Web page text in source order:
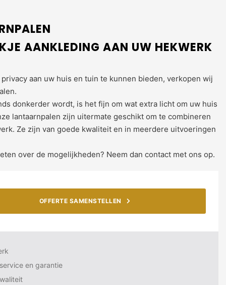
AANKLEDING AAN UW HEKWERK
privacy aan uw huis en tuin te kunnen bieden, verkopen wij
donkerder wordt, is het fijn om wat extra licht om uw huis
lantaarnpalen zijn uitermate geschikt om te combineren
Ze zijn van goede kwaliteit en in meerdere uitvoeringen
over de mogelijkheden? Neem dan contact met ons op.
OFFERTE SAMENSTELLEN
en garantie